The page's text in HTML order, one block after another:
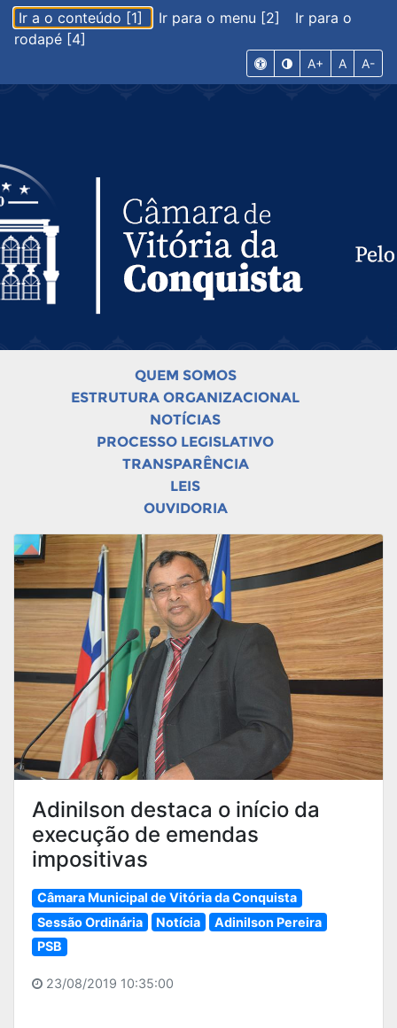
Ir a o conteúdo [1] Ir para o menu [2]
Ir para o
rodapé [4]
A+ A A-
QUEM SOMOS
ESTRUTURA ORGANIZACIONAL
NOTÍCIAS
PROCESSO LEGISLATIVO
TRANSPARÊNCIA
LEIS
OUVIDORIA
Adinilson destaca o início da
execução de emendas
impositivas
Câmara Municipal de Vitória da Conquista
Sessão Ordinária
Notícia
Adinilson Pereira
PSB
23/08/2019 10:35:00